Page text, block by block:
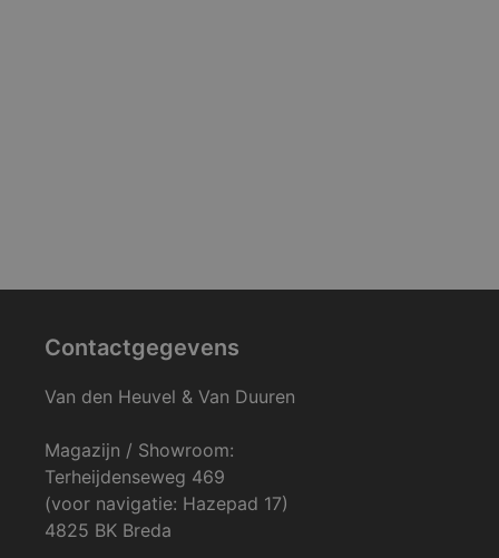
Contactgegevens
Van den Heuvel & Van Duuren
Magazijn / Showroom:
Terheijdenseweg 469
(voor navigatie: Hazepad 17)
4825 BK Breda